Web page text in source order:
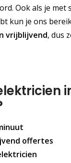
Ook als je met
kun je ons
vrijblijvend, dus
offertes